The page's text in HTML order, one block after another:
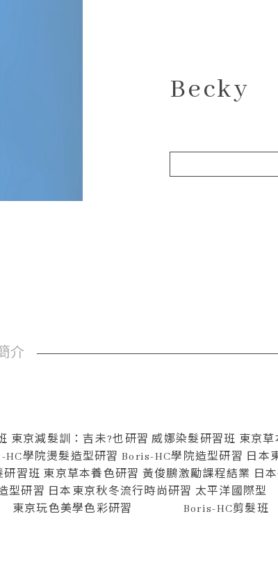
Becky
介
東京減髮訓：吉未?也研習 威娜染髮研習班 東京
學院燙髮造型研習 Boris-HC學院造型研習 日本
習班 東京草本養色研習 黃俊鵬激勵課程結業 日
院造型研習 日本東京秋冬流行時尚研習
京玩色美學色彩研習 Boris-HC剪髮班